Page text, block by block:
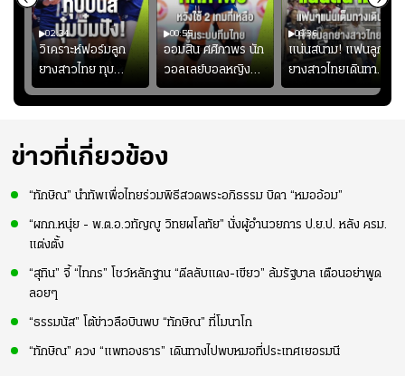
02:34
วิเคราะห์ฟอร์มลูก
ยางสาวไทย ทุบ
ฟิลิปปินส์ 3-0! "บุ๋ม
บิ๋ม" คืนสนามสุดปัง
ทีมชาติไทย
00:55
ออมสิน ศศิภาพร นัก
วอลเลย์บอลหญิงทีม
ชาติไทย หวังใช้ 2
เกมที่เหลือ ปรับจู
แชมป์เอเชีย
00:36
แน่นสนาม! แฟนลูก
ยางสาวไทยเดินทาง
เข้ามาเชียร์สาวไทย
อย่างคึกคัก เพื่อให้
ข่าวที่เกี่ยวข้อง
“ทักษิณ” นำทัพเพื่อไทยร่วมพิธีสวดพระอภิธรรม บิดา “หมออ้อม”
“ผกก.หนุ่ย - พ.ต.อ.วทัญญู วิทยผโลทัย” นั่งผู้อำนวยการ ป.ย.ป. หลัง ครม.
แต่งตั้ง
“สุทิน” จี้ “ไทกร” โชว์หลักฐาน “ดีลลับแดง-เขียว” ล้มรัฐบาล เตือนอย่าพูด
ลอยๆ
“ธรรมนัส” โต้ข่าวลือบินพบ “ทักษิณ” ที่โมนาโก
“ทักษิณ” ควง “แพทองธาร” เดินทางไปพบหมอที่ประเทศเยอรมนี